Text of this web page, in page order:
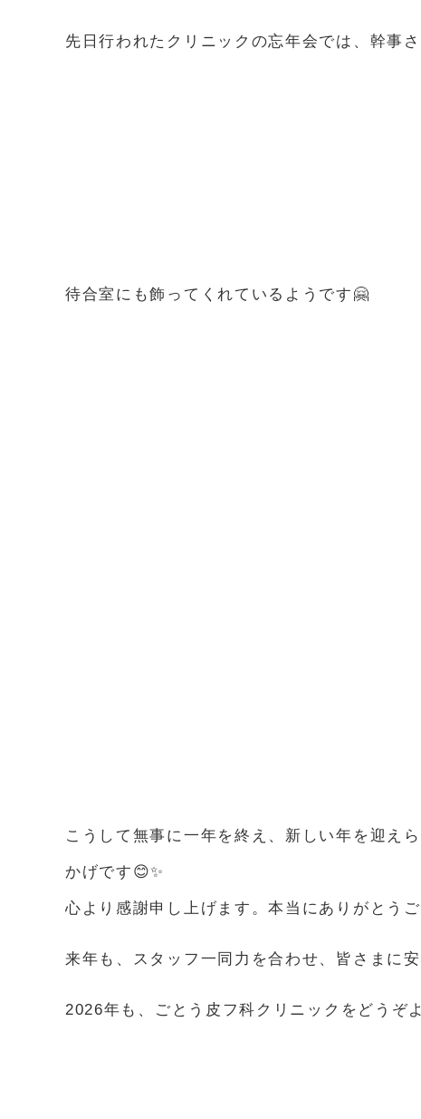
先日行われたクリニックの忘年会では、幹事
待合室にも飾ってくれているようです🤗
こうして無事に一年を終え、新しい年を迎え
かげです😊✨
心より感謝申し上げます。本当にありがとうご
来年も、スタッフ一同力を合わせ、皆さまに
2026年も、ごとう皮フ科クリニックをどうぞ